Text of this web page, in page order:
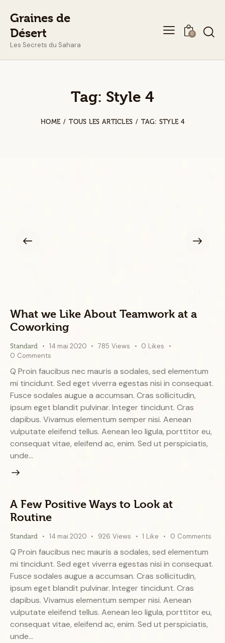
Graines de
Désert
Les Secrets du Sahara
0
Tag: Style 4
HOME TOUS LES ARTICLES TAG: STYLE 4
What we Like About Teamwork at a
Coworking
Standard 14 mai 2020 785 Views 0 Likes
0 Comments
Q Proin faucibus nec mauris a sodales, sed elementum
mi tincidunt. Sed eget viverra egestas nisi in consequat.
Fusce sodales augue a accumsan. Cras sollicitudin,
ipsum eget blandit pulvinar. Integer tincidunt. Cras
dapibus. Vivamus elementum semper nisi. Aenean
vulputate eleifend tellus. Aenean leo ligula, porttitor eu,
consequat vitae, eleifend ac, enim. Sed ut perspiciatis,
unde…
A Few Positive Ways to Look at
Routine
Standard 14 mai 2020 926 Views 1 Like 0 Comments
Q Proin faucibus nec mauris a sodales, sed elementum
mi tincidunt. Sed eget viverra egestas nisi in consequat.
Fusce sodales augue a accumsan. Cras sollicitudin,
ipsum eget blandit pulvinar. Integer tincidunt. Cras
dapibus. Vivamus elementum semper nisi. Aenean
vulputate eleifend tellus. Aenean leo ligula, porttitor eu,
consequat vitae, eleifend ac, enim. Sed ut perspiciatis,
unde…